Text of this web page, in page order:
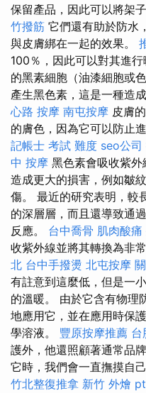
保留產品，因此可以將架
竹撥筋 它們還有助於防水
與皮膚綁在一起的效果。
100％，因此可以對其進
的黑素細胞（油漆細胞或
產生黑色素，這是一種造
心路 按摩 南屯按摩 皮膚
的膚色，因為它可以防止
記帳士 考試 難度 seo公司
中 按摩 黑色素會吸收紫
造成更大的損害，例如皺
傷。 最近的研究表明，較
的深層層，而且還導致通
反應。 台中喬骨 肌肉酸痛
收紫外線並將其轉換為非
北 台中手撥燙 北屯按摩
有註意到這麼低，但是一
的溫暖。 由於它含有物理
地應用它，並在應用時保
學溶液。 豐原按摩推薦 台
護外，他還照顧著通常品
它時，我們會一直撫摸自
竹北整復推拿 新竹 外燴